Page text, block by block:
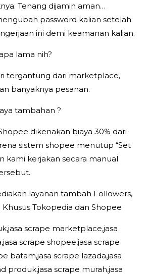
Tenang dijamin aman…
password kalian setelah
ini demi keamanan kalian.
lama nih?
tergantung dari marketplace,
banyaknya pesanan.
tambahan ?
dikenakan biaya 30% dari
sistem shopee menutup “Set
kami kerjakan secara manual
layanan tambah Followers,
Khusus Tokopedia dan Shopee
scrape marketplace,jasa
scrape shopee,jasa scrape
batam,jasa scrape lazada,jasa
produk,jasa scrape murah,jasa